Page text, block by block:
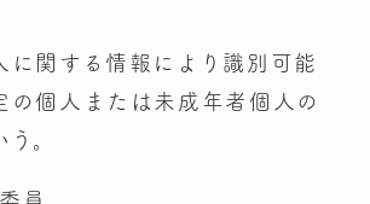
に関する情報により識別可能
の個人または未成年者個人の
。